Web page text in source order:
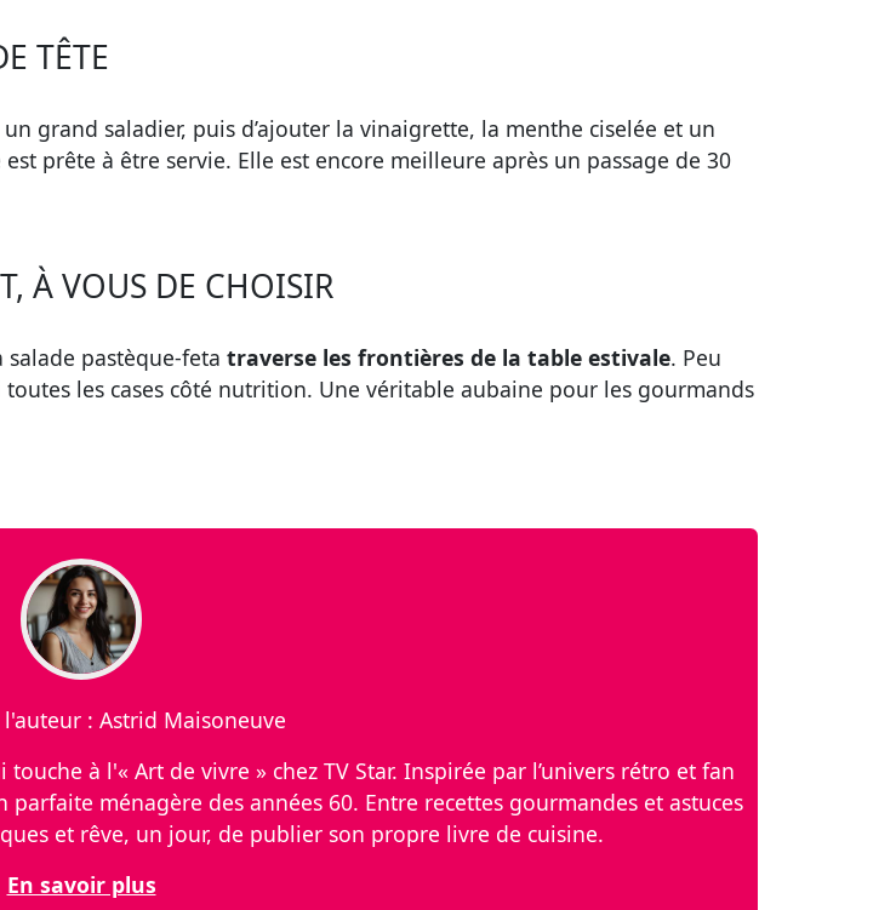
TÊTE
grand saladier, puis d’ajouter la vinaigrette, la menthe ciselée et un
est prête à être servie. Elle est encore meilleure après un passage de 30
À VOUS DE CHOISIR
pastèque-feta traverse les frontières de la table estivale. Peu
les cases côté nutrition. Une véritable aubaine pour les gourmands
: Astrid Maisoneuve
à l'« Art de vivre » chez TV Star. Inspirée par l’univers rétro et fan
ménagère des années 60. Entre recettes gourmandes et astuces
et rêve, un jour, de publier son propre livre de cuisine.
En savoir plus